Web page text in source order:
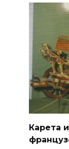
Карета